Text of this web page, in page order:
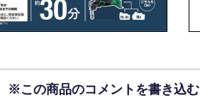
※この商品のコメントを書き込む